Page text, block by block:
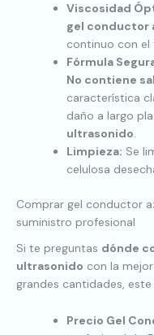
Viscosidad
gel conductor
continuo con el
Fórmula
No contiene sal
característica
daño a largo
ultrasonido.
Limpieza: Se
celulosa
Comprar gel conductor
suministro profesional
Si te preguntas dónde
ultrasonido con la
grandes cantidades,
Precio Gel